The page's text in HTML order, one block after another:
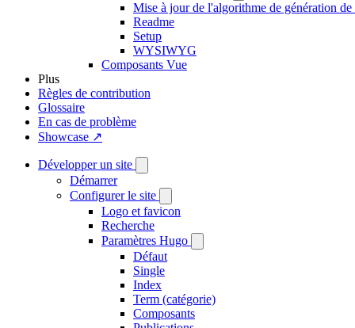
Mise à jour de l'algorithme de génération de
Readme
Setup
WYSIWYG
Composants Vue
Plus
Règles de contribution
Glossaire
En cas de problème
Showcase ↗
Développer un site
Démarrer
Configurer le site
Logo et favicon
Recherche
Paramètres Hugo
Défaut
Single
Index
Term (catégorie)
Composants